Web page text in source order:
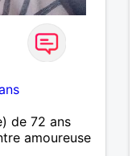
de 72 ans
amoureuse